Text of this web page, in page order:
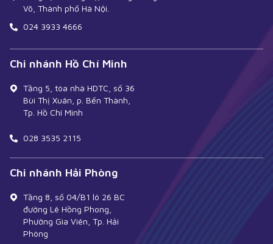
Võ, Thành phố Hà Nội.
024 3933 4666
Chi nhánh Hồ Chí Minh
Tầng 5, tòa nhà HDTC, số 36
Bùi Thị Xuân, p. Bến Thành,
Tp. Hồ Chí Minh
028 3535 2115
Chi nhánh Hải Phòng
Tầng 8, số 04/B1 lô 26 BC
đường Lê Hồng Phong,
Phường Gia Viên, Tp. Hải
Phòng